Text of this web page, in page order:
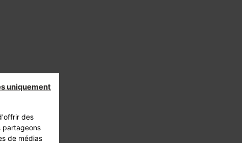
uniquement
des
partageons
de médias